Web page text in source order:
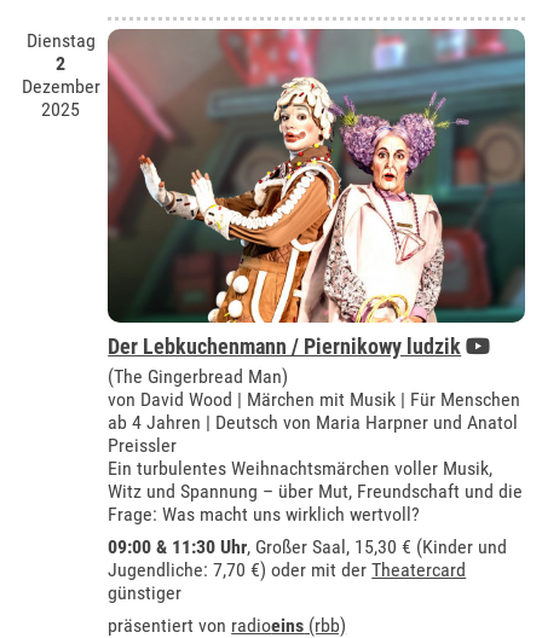
Dienstag
2
Dezember
2025
Der Lebkuchenmann / Piernikowy ludzik
(The Gingerbread Man)
von David Wood | Märchen mit Musik | Für Menschen
ab 4 Jahren | Deutsch von Maria Harpner und Anatol
Preissler
Ein turbulentes Weihnachtsmärchen voller Musik,
Witz und Spannung – über Mut, Freundschaft und die
Frage: Was macht uns wirklich wertvoll?
09:00 & 11:30 Uhr, Großer Saal , 15,30 € (Kinder und
Jugendliche: 7,70 €) oder mit derTheatercard
günstiger
präsentiert von radioeins (rbb)